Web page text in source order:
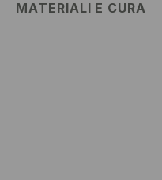
MATERIALI E CURA